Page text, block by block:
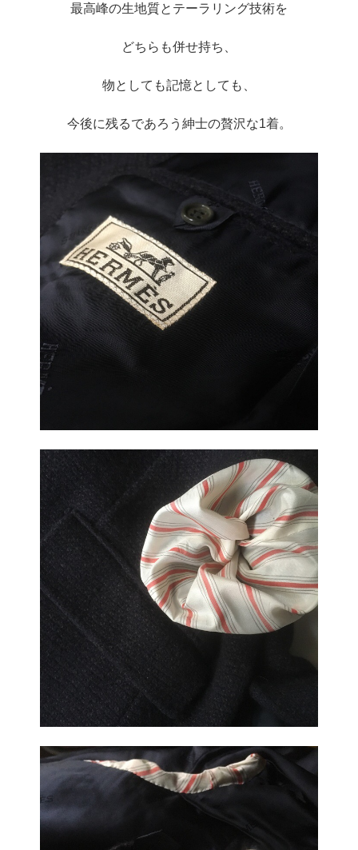
最高峰の生地質とテーラリング技術を
どちらも併せ持ち、
物としても記憶としても、
今後に残るであろう紳士の贅沢な1着。